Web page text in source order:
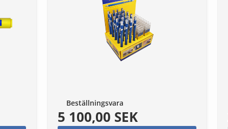
Beställningsvara
5 100,00 SEK